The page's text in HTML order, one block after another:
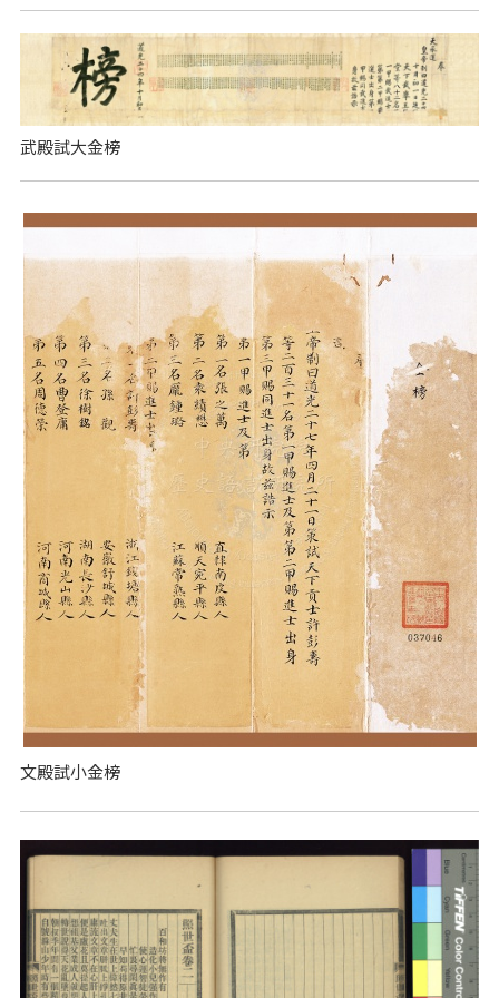
武殿試大金榜
文殿試小金榜